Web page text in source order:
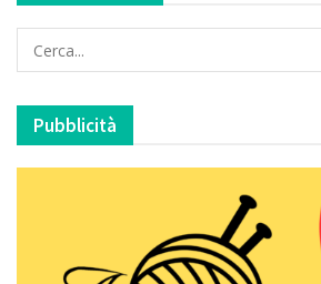
Pubblicità